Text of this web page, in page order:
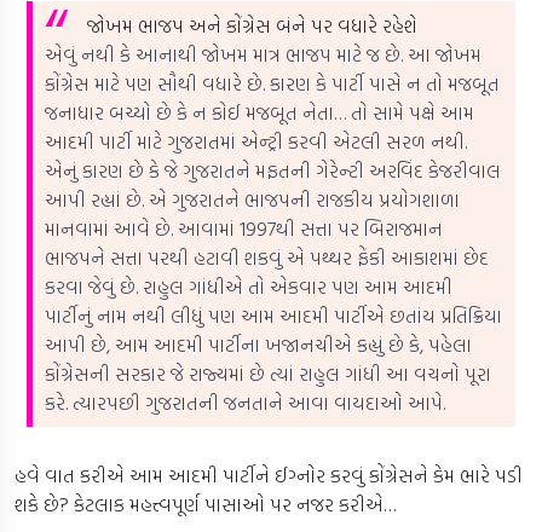
જોખમ ભાજપ અને કોંગ્રેસ બંને પર વધારે રહેશે
એવું નથી કે આનાથી જોખમ માત્ર ભાજપ માટે જ છે. આ જોખમ
કોંગ્રેસ માટે પણ સૌથી વધારે છે. કારણ કે પાર્ટી પાસે ન તો મજબૂત
જનાધાર બચ્યો છે કે ન કોઈ મજબૂત નેતા… તો સામે પક્ષે આમ
આદમી પાર્ટી માટે ગુજરાતમાં એન્ટ્રી કરવી એટલી સરળ નથી.
એનું કારણ છે કે જે ગુજરાતને મફતની ગેરેન્ટી અરવિંદ કેજરીવાલ
આપી રહ્યાં છે. એ ગુજરાતને ભાજપની રાજકીય પ્રયોગશાળા
માનવામાં આવે છે.આવામાં 1997થી સત્તા પર બિરાજમાન
ભાજપને સત્તા પરથી હટાવી શકવું એ પથ્થર ફેંકી આકાશમાં છેદ
કરવા જેવું છે. રાહુલ ગાંધીએ તો એકવાર પણ આમ આદમી
પાર્ટીનું નામ નથી લીધું પણ આમ આદમી પાર્ટીએ છતાંય પ્રતિક્રિયા
આપી છે, આમ આદમી પાર્ટીના ખજાનચીએ કહ્યું છે કે, પહેલા
કોંગ્રેસની સરકાર જે રાજ્યમાં છે ત્યાં રાહુલ ગાંધી આ વચનો પૂરા
કરે. ત્યારપછી ગુજરાતની જનતાને આવા વાયદાઓ આપે.
હવે વાત કરીએ આમ આદમી પાર્ટીને ઈગ્નોર કરવું કોંગ્રેસને કેમ ભારે પડી
શકે છે? કેટલાક મહત્ત્વપૂર્ણ પાસાઓ પર નજર કરીએ…